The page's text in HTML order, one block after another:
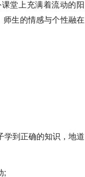
堂上充满着流动的阳
生的情感与个性融在
学到正确的知识，地道
;